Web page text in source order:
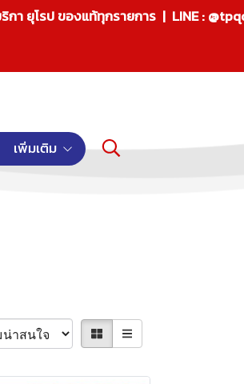
า ยุโรป ของแท้ทุกรายการ | LINE :
เพิ่มเติม